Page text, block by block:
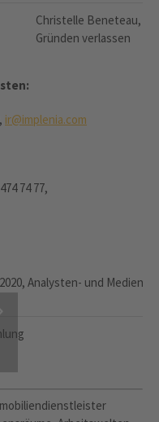
Christelle Beneteau,
Gründen verlassen
ir@implenia.com
74 77,
Analysten- und